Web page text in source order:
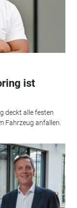
ist
deckt alle festen
Fahrzeug anfallen.